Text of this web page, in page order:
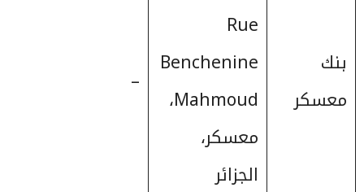
بنك
معسكر
Rue
Benchenine
Mahmoud،
معسكر،
الجزائر
–